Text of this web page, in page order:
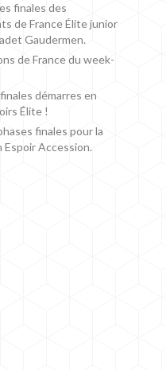
finales des
de France Élite junior
Gaudermen.
de France du week-
démarres en
Élite !
finales pour la
Accession.